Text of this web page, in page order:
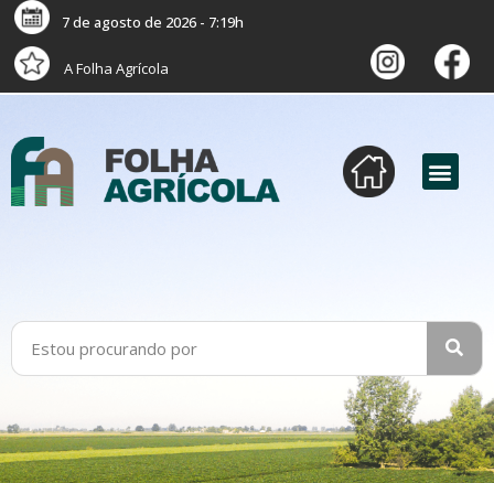
7 de agosto de 2026 - 7:19h
A Folha Agrícola